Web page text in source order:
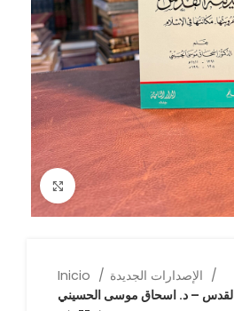
Click to enlarge
Inicio
القدس – د. اسحاق موسى الحسيني